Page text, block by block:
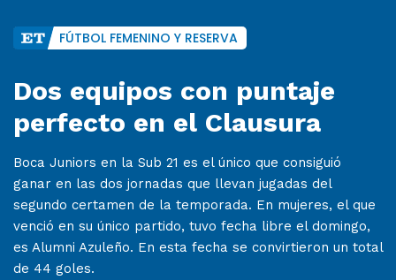
FÚTBOL FEMENINO Y RESERVA
Dos equipos con puntaje
perfecto en el Clausura
Boca Juniors en la Sub 21 es el único que consiguió
ganar en las dos jornadas que llevan jugadas del
segundo certamen de la temporada. En mujeres, el que
venció en su único partido, tuvo fecha libre el domingo,
es Alumni Azuleño. En esta fecha se convirtieron un total
de 44 goles.